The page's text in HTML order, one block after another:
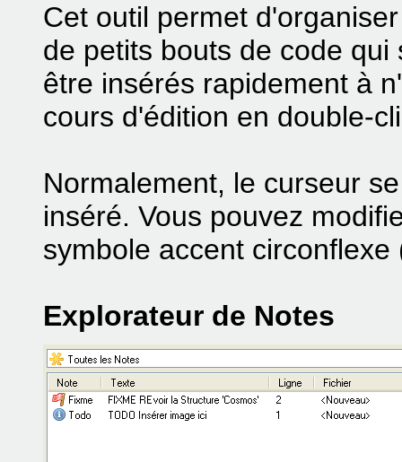
Cet outil permet
de petits bouts de code
être insérés rapidement à
cours d'édition en double-
Normalement, le curseur
inséré. Vous pouvez
symbole accent
Explorateur de Notes